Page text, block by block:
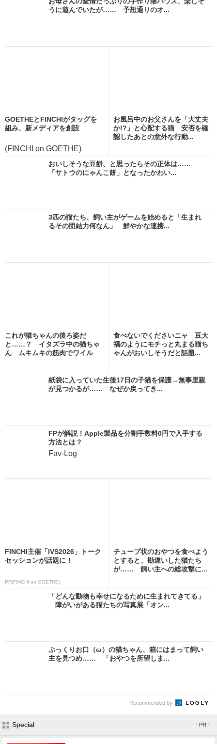
うに遊んでいたが…… 予想通りのオ...
GOETHEとFINCHIがタッグを
組み、新メディアを創設
(FINCHI on GOETHE)
お風呂中のお父さんを「大丈夫
か!?」と心配する猫 安否を確
認したあとの意外な行動...
おいしそうな豆餅、と思ったらその正体は……
「サトウのにゃんこ餅」となったかわい...
3匹の猫たち、飼い主がゲームを始めると「生まれ
るその団結力何なん」 鮮やかな連携...
これが猫ちゃんの後ろ姿だ
と……？ イタズラ中の猫ちゃ
ん ムキムキの筋肉でワイル
食べないでくださいニャ 豆大
福のようにモチっと丸まる猫ち
ゃんがおいしそうだと話題...
紙袋に入っていた生後17日の子猫を保護→無事里親
が見つかるが…… なぜか戻ってき...
FPが解説！Apple製品を分割手数料0円で入手する
方法とは？
Fav-Log
FINCHI主催「IVS2026」トーク
セッションが話題に！
PR(FINCHI on GOETHE)
チューブ状のおやつを食べよう
とすると、勘違いした猫たち
が…… 飼い主への総攻撃に...
「どんな動物も幸せになるために生まれてきてる」
障がいがある猫たちの写真展「オン...
ぷっくりお口（ω）の猫ちゃん、箱にはまって飼い
主を見つめ…… 「おやつを所望しま...
Recommended by
Special - PR -